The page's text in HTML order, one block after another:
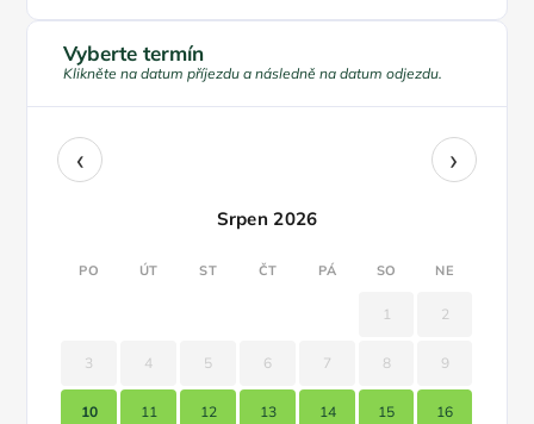
Vyberte termín
Klikněte na datum příjezdu a následně na datum odjezdu.
‹ ›
Srpen 2026
PO ÚT ST ČT PÁ SO NE
1 2
3 4 5 6 7 8 9
10 11 12 13 14 15 16